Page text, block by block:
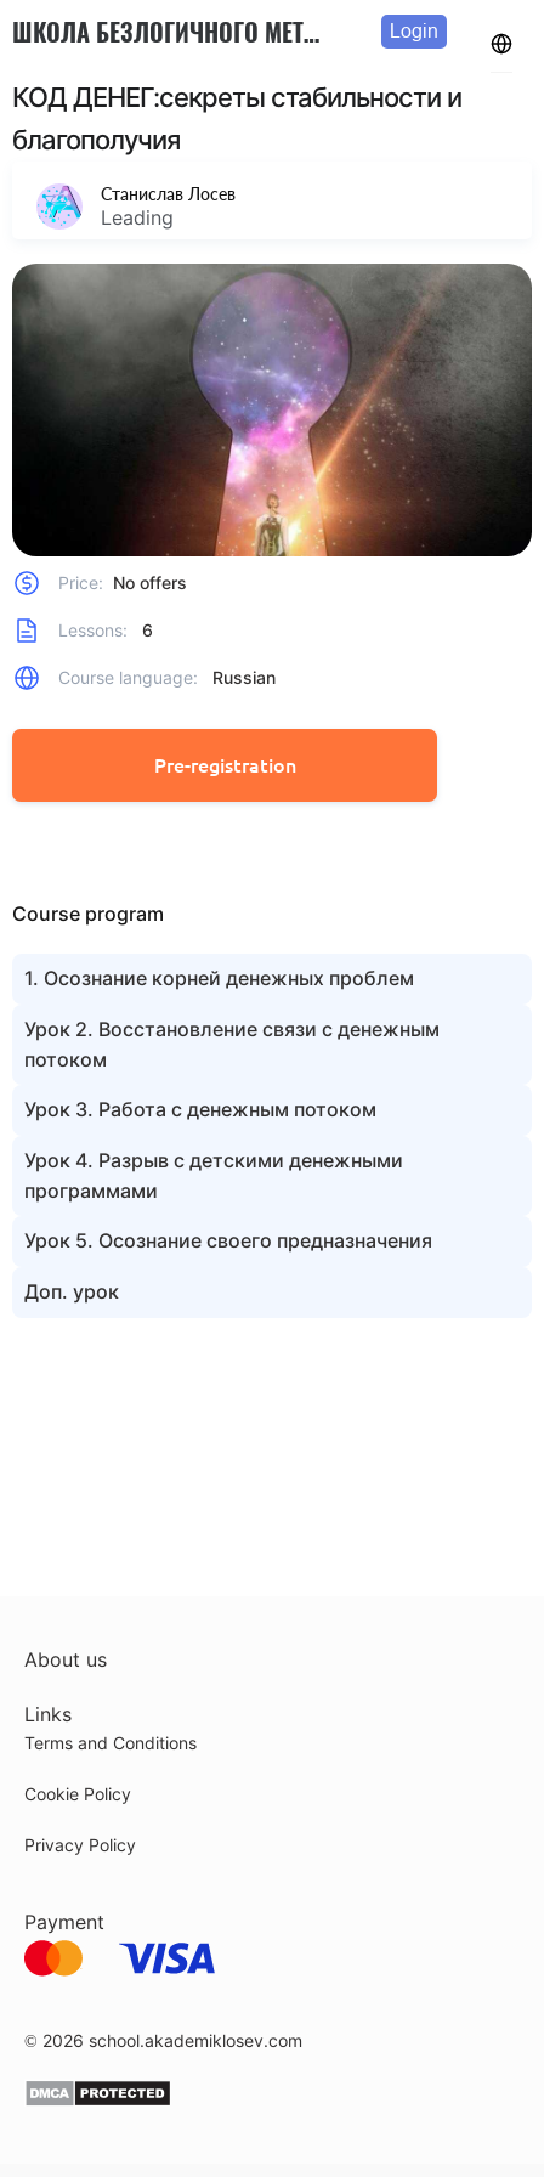
ШКОЛА БЕЗЛОГИЧНОГО МЕТОДА Login
КОД ДЕНЕГ:секреты стабильности и
благополучия
Станислав Лосев
Leading
Price: No offers
Lessons: 6
Course language: Russian
Pre-registration
Course program
1. Осознание корней денежных проблем
Урок 2. Восстановление связи с денежным
потоком
Урок 3. Работа с денежным потоком
Урок 4. Разрыв с детскими денежными
программами
Урок 5. Осознание своего предназначения
Доп. урок
About us
Links
Terms and Conditions
Cookie Policy
Privacy Policy
Payment
© 2026 school.akademiklosev.com